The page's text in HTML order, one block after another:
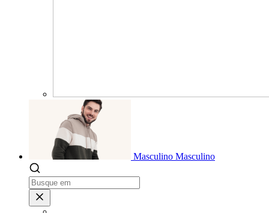
Masculino Masculino